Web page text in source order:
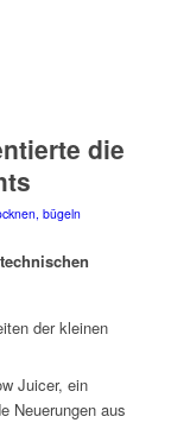
die
bügeln
der kleinen
Juicer, ein
Neuerungen aus